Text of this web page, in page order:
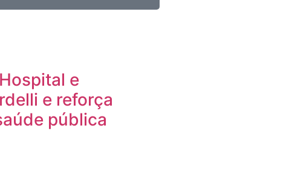
e
e reforça
pública